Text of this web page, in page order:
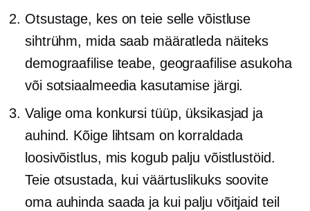
Otsustage, kes on teie selle võistluse
sihtrühm, mida saab määratleda näiteks
demograafilise teabe, geograafilise asukoha
või sotsiaalmeedia kasutamise järgi.
Valige oma konkursi tüüp, üksikasjad ja
auhind. Kõige lihtsam on korraldada
loosivõistlus, mis kogub palju võistlustöid.
Teie otsustada, kui väärtuslikuks soovite
oma auhinda saada ja kui palju võitjaid teil